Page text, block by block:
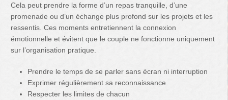
Cela peut prendre la forme d’un repas tranquille, d’une
promenade ou d’un échange plus profond sur les projets et les
ressentis. Ces moments entretiennent la connexion
émotionnelle et évitent que le couple ne fonctionne uniquement
sur l’organisation pratique.
Prendre le temps de se parler sans écran ni interruption
Exprimer régulièrement sa reconnaissance
Respecter les limites de chacun